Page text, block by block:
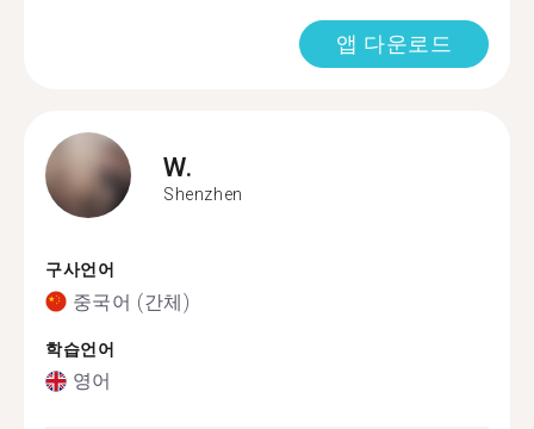
앱 다운로드
W.
Shenzhen
구사언어
중국어 (간체)
학습언어
영어